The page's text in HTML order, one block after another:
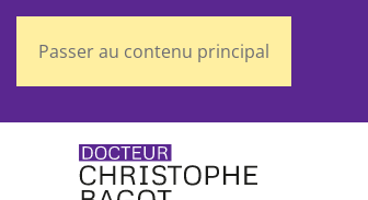
Passer au contenu principal